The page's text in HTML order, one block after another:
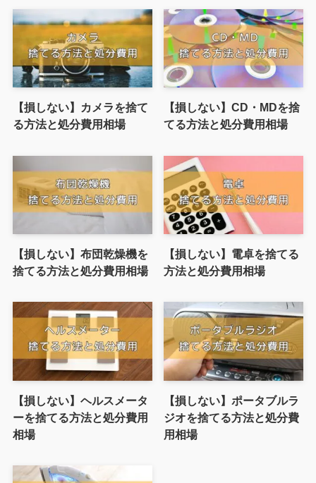
【損しない】カメラを捨て
る方法と処分費用相場
【損しない】CD・MDを捨
てる方法と処分費用相場
【損しない】布団乾燥機を
捨てる方法と処分費用相場
【損しない】電卓を捨てる
方法と処分費用相場
【損しない】ヘルスメータ
ーを捨てる方法と処分費用
相場
【損しない】ポータブルラ
ジオを捨てる方法と処分費
用相場